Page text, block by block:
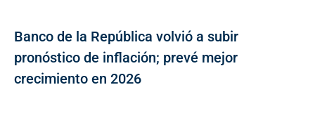
Banco de la República volvió a subir
pronóstico de inflación; prevé mejor
crecimiento en 2026